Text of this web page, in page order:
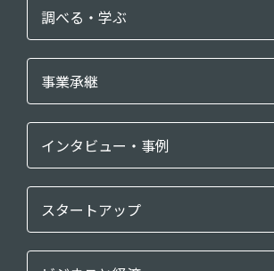
調べる・学ぶ
事業承継
インタビュー・事例
スタートアップ